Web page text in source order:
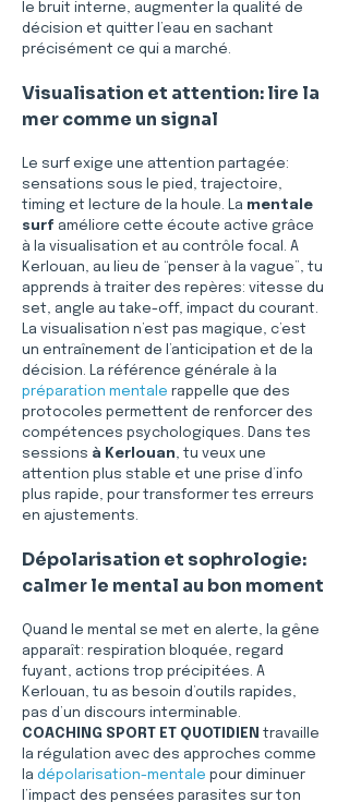
le bruit interne, augmenter la qualité de
décision et quitter l’eau en sachant
précisément ce qui a marché.
Visualisation et attention: lire la
mer comme un signal
Le surf exige une attention partagée:
sensations sous le pied, trajectoire,
timing et lecture de la houle. La mentale
surf améliore cette écoute active grâce
à la visualisation et au contrôle focal. A
Kerlouan, au lieu de “penser à la vague”, tu
apprends à traiter des repères: vitesse du
set, angle au take-off, impact du courant.
La visualisation n’est pas magique, c’est
un entraînement de l’anticipation et de la
décision. La référence générale à la
préparation mentale rappelle que des
protocoles permettent de renforcer des
compétences psychologiques. Dans tes
sessions à Kerlouan, tu veux une
attention plus stable et une prise d’info
plus rapide, pour transformer tes erreurs
en ajustements.
Dépolarisation et sophrologie:
calmer le mental au bon moment
Quand le mental se met en alerte, la gêne
apparaît: respiration bloquée, regard
fuyant, actions trop précipitées. A
Kerlouan, tu as besoin d’outils rapides,
pas d’un discours interminable.
COACHING SPORT ET QUOTIDIEN travaille
la régulation avec des approches comme
la dépolarisation-mentale pour diminuer
l’impact des pensées parasites sur ton